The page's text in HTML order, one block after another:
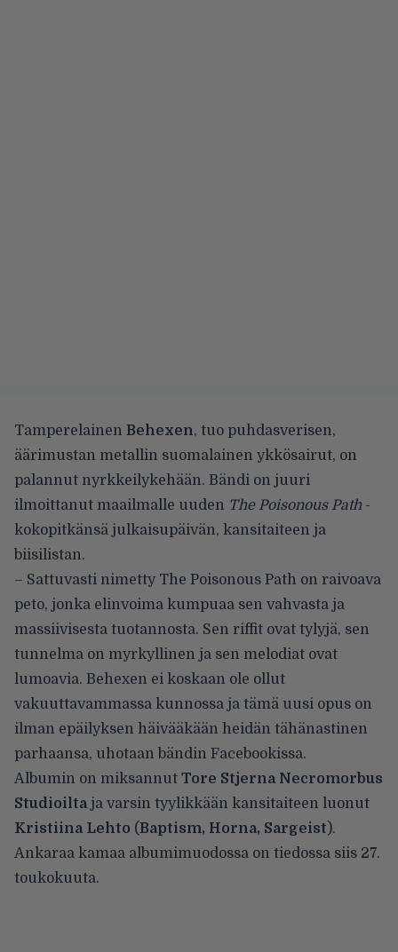
Tamperelainen Behexen, tuo puhdasverisen,
äärimustan metallin suomalainen ykkösairut, on
palannut nyrkkeilykehään. Bändi on juuri
ilmoittanut maailmalle uuden The Poisonous Path -
kokopitkänsä julkaisupäivän, kansitaiteen ja
biisilistan.
– Sattuvasti nimetty The Poisonous Path on raivoava
peto, jonka elinvoima kumpuaa sen vahvasta ja
massiivisesta tuotannosta. Sen riffit ovat tylyjä, sen
tunnelma on myrkyllinen ja sen melodiat ovat
lumoavia. Behexen ei koskaan ole ollut
vakuuttavammassa kunnossa ja tämä uusi opus on
ilman epäilyksen häivääkään heidän tähänastinen
parhaansa, uhotaan bändin Facebookissa.
Albumin on miksannut Tore Stjerna Necromorbus
Studioiltaja varsin tyylikkään kansitaiteen luonut
Kristiina Lehto (Baptism, Horna, Sargeist).
Ankaraa kamaa albumimuodossa on tiedossa siis 27.
toukokuuta.